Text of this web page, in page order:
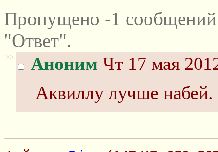
Пропущено -1
"Ответ".
>> Аноним Чт 17 мая
Аквиллу лучше набей.